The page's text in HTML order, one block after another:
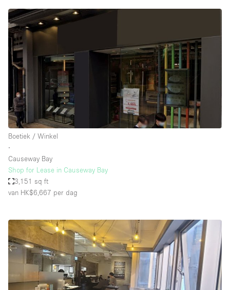
Boetiek / Winkel
∙
Causeway Bay
Shop for Lease in Causeway Bay
3,151 sq ft
van HK$6,667 per dag